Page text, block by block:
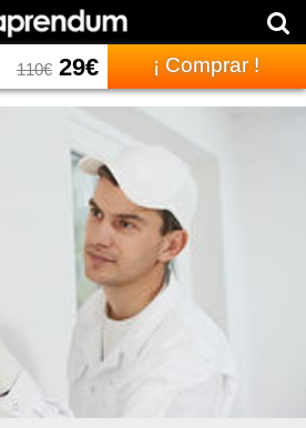
110€29€ ¡ Comprar !